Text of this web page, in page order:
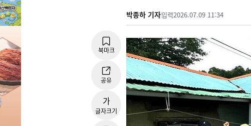
박종하 기자입력2026.07.09 11:34
북마크
공유
가
글자크기